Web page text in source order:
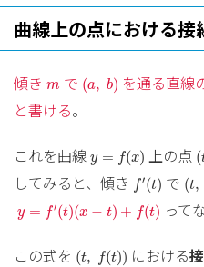
曲線上の点における接
傾き m
m で (a, b)
(a b )を通る直線
と書ける。
これを曲線 y = f(x)
y =f (x) 上の点 (
(
してみると、傾き f′(t)
f′(t) で (t,
(t
y = f′(t)(x − t) + f(t)
y (t)(x− +f ( ) って
この式を (t, f(t))
(t f(t)) における